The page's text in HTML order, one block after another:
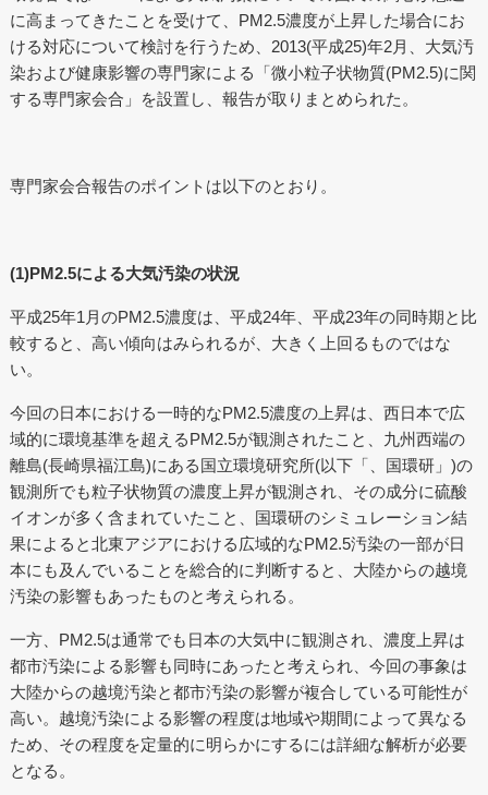
に高まってきたことを受けて、PM2.5濃度が上昇した場合にお
ける対応について検討を行うため、2013(平成25)年2月、大気汚
染および健康影響の専門家による「微小粒子状物質(PM2.5)に関
する専門家会合」を設置し、報告が取りまとめられた。
専門家会合報告のポイントは以下のとおり。
(1)PM2.5による大気汚染の状況
平成25年1月のPM2.5濃度は、平成24年、平成23年の同時期と比
較すると、高い傾向はみられるが、大きく上回るものではな
い。
今回の日本における一時的なPM2.5濃度の上昇は、西日本で広
域的に環境基準を超えるPM2.5が観測されたこと、九州西端の
離島(長崎県福江島)にある国立環境研究所(以下「、国環研」)の
観測所でも粒子状物質の濃度上昇が観測され、その成分に硫酸
イオンが多く含まれていたこと、国環研のシミュレーション結
果によると北東アジアにおける広域的なPM2.5汚染の一部が日
本にも及んでいることを総合的に判断すると、大陸からの越境
汚染の影響もあったものと考えられる。
一方、PM2.5は通常でも日本の大気中に観測され、濃度上昇は
都市汚染による影響も同時にあったと考えられ、今回の事象は
大陸からの越境汚染と都市汚染の影響が複合している可能性が
高い。越境汚染による影響の程度は地域や期間によって異なる
ため、その程度を定量的に明らかにするには詳細な解析が必要
となる。